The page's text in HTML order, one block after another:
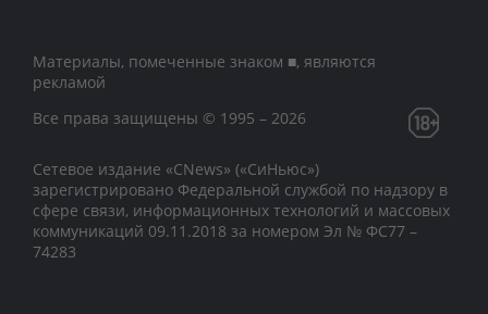
Материалы, помеченные знаком ■, являются
рекламой
Все права защищены © 1995 – 2026
Сетевое издание «CNews» («СиНьюс»)
зарегистрировано Федеральной службой по надзору в
сфере связи, информационных технологий и массовых
коммуникаций 09.11.2018 за номером Эл № ФС77 –
74283